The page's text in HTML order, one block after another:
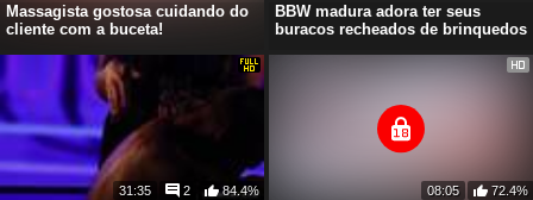
Massagista gostosa cuidando do
cliente com a buceta!
BBW madura adora ter seus
buracos recheados de brinquedos
31:35 2 84.4% 08:05 72.4%